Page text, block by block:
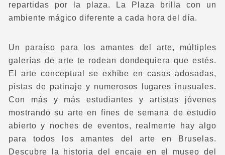
repartidas por la plaza. La Plaza brilla con un
ambiente mágico diferente a cada hora del día.
Un paraíso para los amantes del arte, múltiples
galerías de arte te rodean dondequiera que estés.
El arte conceptual se exhibe en casas adosadas,
pistas de patinaje y numerosos lugares inusuales.
Con más y más estudiantes y artistas jóvenes
mostrando su arte en fines de semana de estudio
abierto y noches de eventos, realmente hay algo
para todos los amantes del arte en Bruselas.
Descubre la historia del encaje en el museo del